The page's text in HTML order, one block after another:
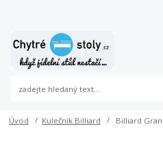
Úvod Kulečník Billiard Billiard